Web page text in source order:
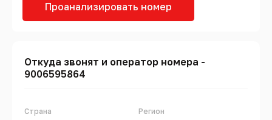
Проанализировать номер
Откуда звонят и оператор номера -
9006595864
Страна Регион